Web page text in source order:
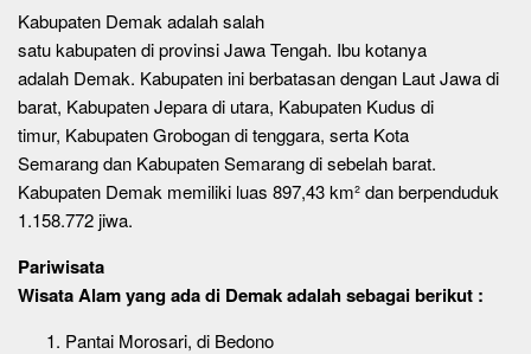
Kabupaten Demak adalah salah
satu kabupaten di provinsi Jawa Tengah. Ibu kotanya
adalah Demak. Kabupaten ini berbatasan dengan Laut Jawa di
barat, Kabupaten Jepara di utara, Kabupaten Kudus di
timur, Kabupaten Grobogan di tenggara, serta Kota
Semarang dan Kabupaten Semarang di sebelah barat.
Kabupaten Demak memiliki luas 897,43 km² dan berpenduduk
1.158.772 jiwa.
Pariwisata
Wisata Alam yang ada di Demak adalah sebagai berikut :
Pantai Morosari, di Bedono